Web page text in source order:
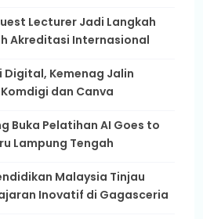
Lecturer Jadi Langkah
Akreditasi Internasional
Digital, Kemenag Jalin
dan Canva
Buka Pelatihan AI Goes to
Lampung Tengah
Malaysia Tinjau
Inovatif di Gagasceria